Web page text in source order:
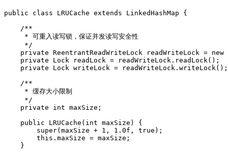
public class LRUCache extends LinkedHashMap {
    /**
     * 可重入读写锁，保证并发读写安全性
     */
private ReentrantReadWriteLock readWriteLock = new
    private Lock readLock = readWriteLock.readLock();
    private Lock writeLock = readWriteLock.writeLock();
    /**
     * 缓存大小限制
     */
    private int maxSize;
    public LRUCache(int maxSize) {
        super(maxSize + 1, 1.0f, true);
        this.maxSize = maxSize;
    }